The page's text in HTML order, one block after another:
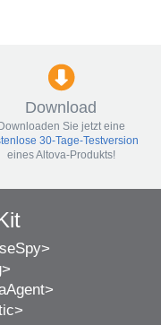
Download
Downloaden Sie jetzt eine
30-Tage-Testversion
eines Altova-Produkts!